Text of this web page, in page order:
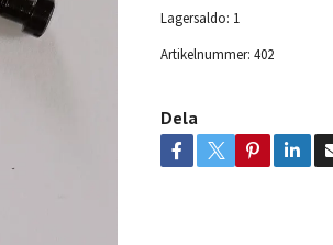
Lagersaldo: 1
Artikelnummer: 402
Dela